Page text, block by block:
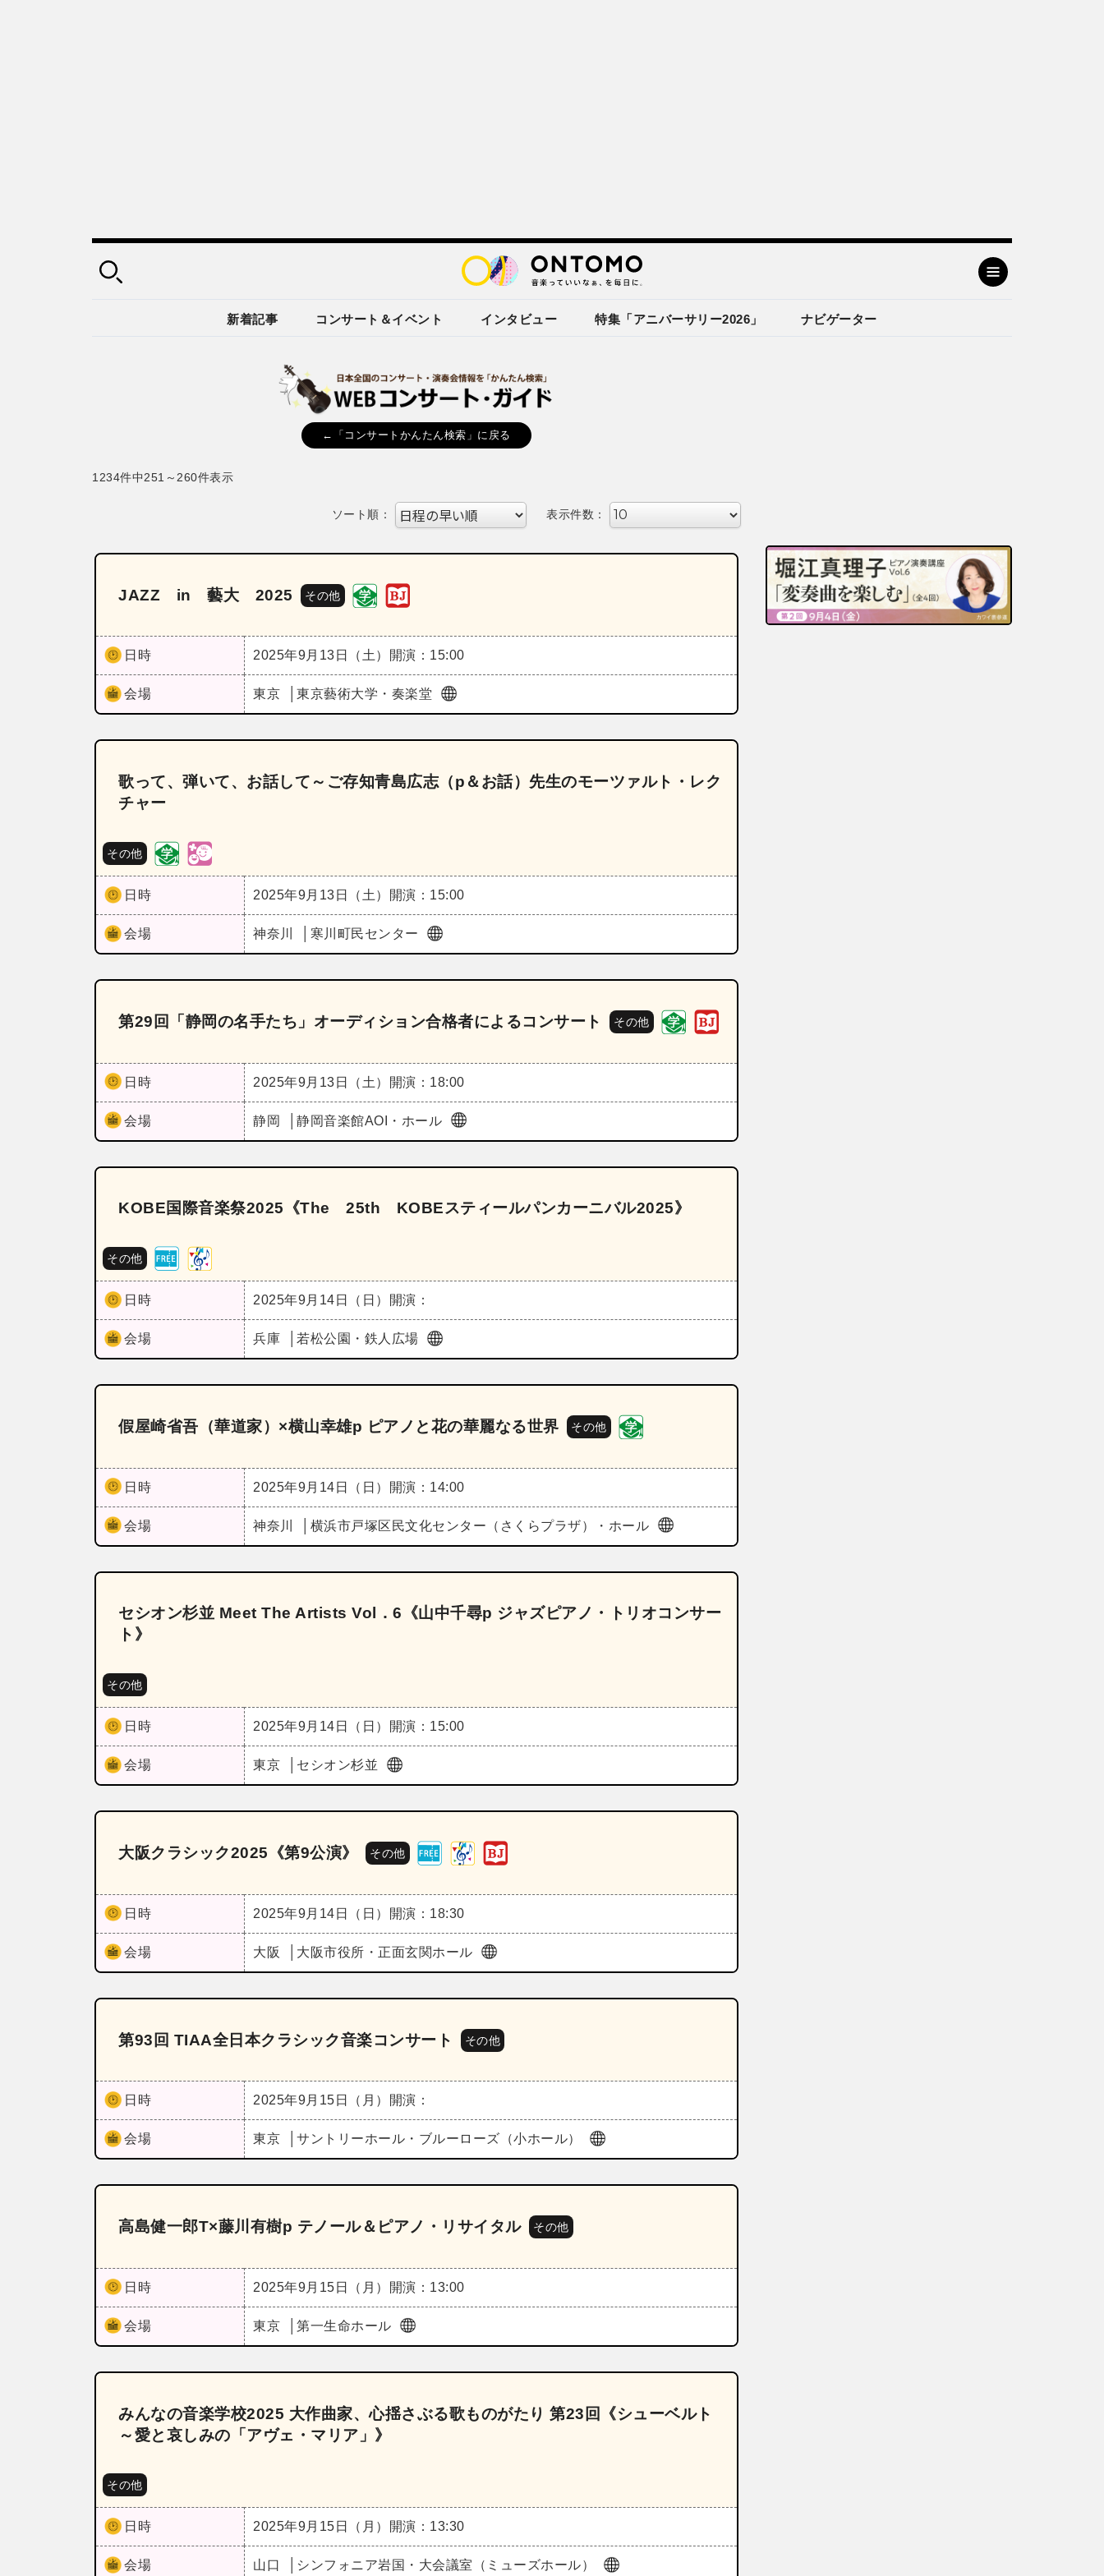
新着記事 コンサート＆イベント インタビュー 特集「アニバーサリー2026」 ナビゲーター
←「コンサートかんたん検索」に戻る
1234件中251～260件表示
ソート順： 表示件数：
JAZZ in 藝大 2025 その他
日時 2025年9月13日（土） 開演：15:00
会場 東京 東京藝術大学・奏楽堂
歌って、弾いて、お話して～ご存知青島広志（p＆お話）先生のモーツァルト・レク
チャー
その他
日時 2025年9月13日（土） 開演：15:00
会場 神奈川 寒川町民センター
第29回「静岡の名手たち」オーディション合格者によるコンサート その他
日時 2025年9月13日（土） 開演：18:00
会場 静岡 静岡音楽館AOI・ホール
KOBE国際音楽祭2025《The 25th KOBEスティールパンカーニバル2025》
その他
日時 2025年9月14日（日） 開演：
会場 兵庫 若松公園・鉄人広場
假屋崎省吾（華道家）×横山幸雄p ピアノと花の華麗なる世界 その他
日時 2025年9月14日（日） 開演：14:00
会場 神奈川 横浜市戸塚区民文化センター（さくらプラザ）・ホール
セシオン杉並 Meet The Artists Vol．6《山中千尋p ジャズピアノ・トリオコンサー
ト》
その他
日時 2025年9月14日（日） 開演：15:00
会場 東京 セシオン杉並
大阪クラシック2025《第9公演》 その他
日時 2025年9月14日（日） 開演：18:30
会場 大阪 大阪市役所・正面玄関ホール
第93回 TIAA全日本クラシック音楽コンサート その他
日時 2025年9月15日（月） 開演：
会場 東京 サントリーホール・ブルーローズ（小ホール）
高島健一郎T×藤川有樹p テノール＆ピアノ・リサイタル その他
日時 2025年9月15日（月） 開演：13:00
会場 東京 第一生命ホール
みんなの音楽学校2025 大作曲家、心揺さぶる歌ものがたり 第23回《シューベルト
～愛と哀しみの「アヴェ・マリア」》
その他
日時 2025年9月15日（月） 開演：13:30
会場 山口 シンフォニア岩国・大会議室（ミューズホール）